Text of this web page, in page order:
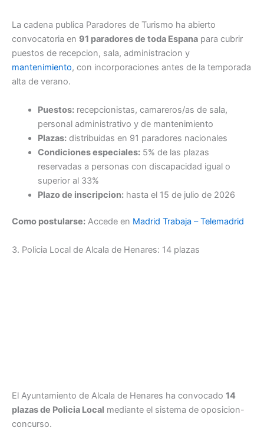
La cadena publica Paradores de Turismo ha abierto
convocatoria en 91 paradores de toda Espana para cubrir
puestos de recepcion, sala, administracion y
mantenimiento, con incorporaciones antes de la temporada
alta de verano.
Puestos:recepcionistas, camareros/as de sala,
personal administrativo y de mantenimiento
Plazas:distribuidas en 91 paradores nacionales
Condiciones especiales:5% de las plazas
reservadas a personas con discapacidad igual o
superior al 33%
Plazo de inscripcion:hasta el 15 de julio de 2026
Como postularse: Accede en Madrid Trabaja – Telemadrid
3. Policia Local de Alcala de Henares: 14 plazas
El Ayuntamiento de Alcala de Henares ha convocado 14
plazas de Policia Local mediante el sistema de oposicion-
concurso.